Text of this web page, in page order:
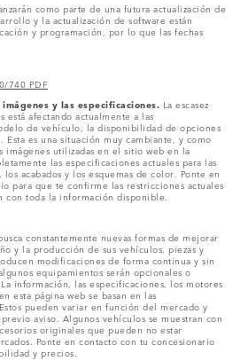
como parte de una futura actualización de
y la actualización de software están
y programación, por lo que las fechas
740 PDF
y las especificaciones. La escasez
está afectando actualmente a las
de vehículo, la disponibilidad de opciones
es una situación muy cambiante, y como
imágenes utilizadas en el sitio web en la
las especificaciones actuales para las
acabados y los esquemas de color. Ponte en
para que te confirme las restricciones actuales
con toda la información disponible.
constantemente nuevas formas de mejorar
y la producción de sus vehículos, piezas y
modificaciones de forma continua y sin
equipamientos serán opcionales o
información, las especificaciones, los motores
esta página web se basan en las
pueden variar en función del mercado y
aviso. Algunos vehículos se muestran con
originales que pueden no estar
Ponte en contacto con tu concesionario
y precios.